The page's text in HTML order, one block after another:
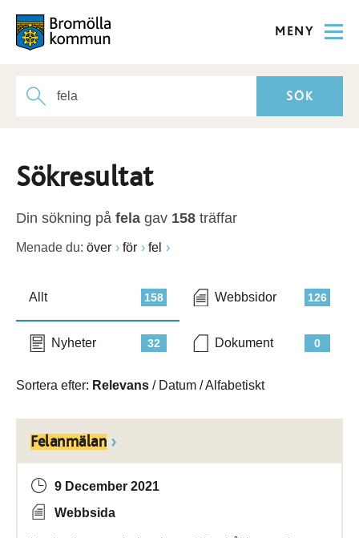
MENY
Sökresultat
Din sökning på fela gav 158 träffar
Menade du: över för fel
158
Allt 126
Webbsidor
32
Nyheter 0
Dokument
Sortera efter: Relevans / Datum /Alfabetiskt
Felanmälan
9 December 2021
Webbsida